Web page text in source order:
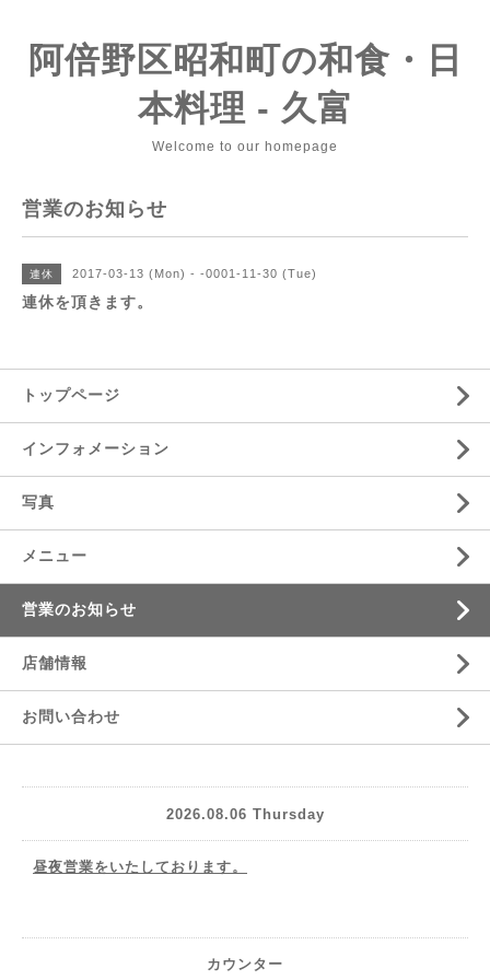
阿倍野区昭和町の和食・日
本料理 - 久富
Welcome to our homepage
営業のお知らせ
連休 2017-03-13 (Mon) - -0001-11-30 (Tue)
連休を頂きます。
トップページ
インフォメーション
写真
メニュー
営業のお知らせ
店舗情報
お問い合わせ
2026.08.06 Thursday
昼夜営業をいたしております。
カウンター